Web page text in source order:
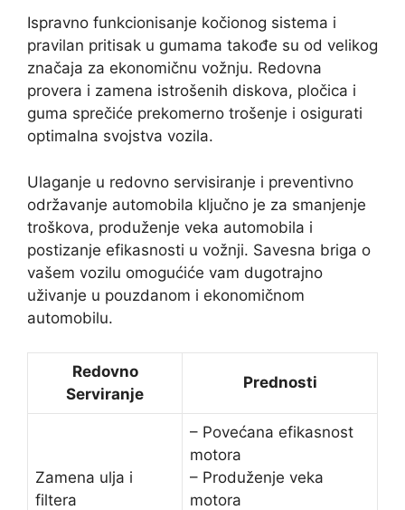
Ispravno funkcionisanje kočionog sistema i
pravilan pritisak u gumama takođe su od velikog
značaja za ekonomičnu vožnju. Redovna
provera i zamena istrošenih diskova, pločica i
guma sprečiće prekomerno trošenje i osigurati
optimalna svojstva vozila.
Ulaganje u redovno servisiranje i preventivno
održavanje automobila ključno je za smanjenje
troškova, produženje veka automobila i
postizanje efikasnosti u vožnji. Savesna briga o
vašem vozilu omogućiće vam dugotrajno
uživanje u pouzdanom i ekonomičnom
automobilu.
Redovno
Serviranje
Prednosti
Zamena ulja i
filtera
– Povećana efikasnost
motora
– Produženje veka
motora